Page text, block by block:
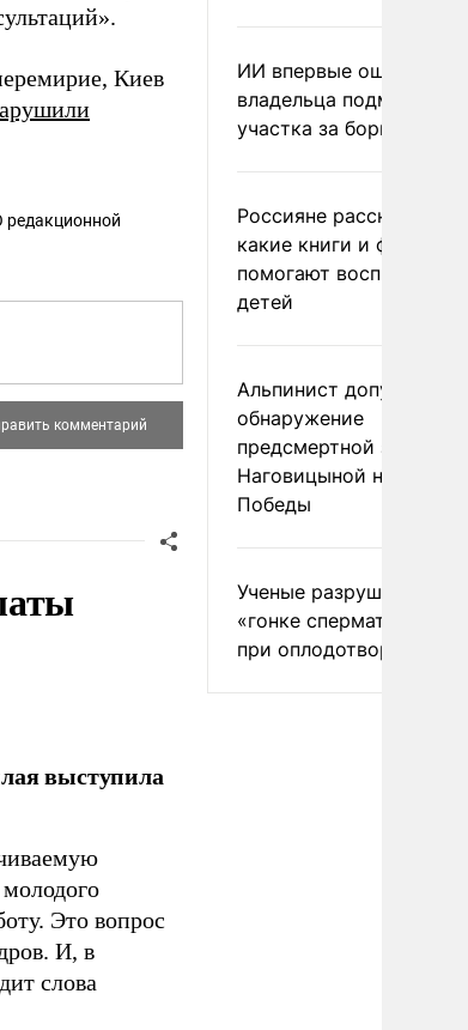
Киев
редакционной
выступила
молодого
Это вопрос
И, в
слова
ИИ впервые
владельца
участка за борщевик
Россияне рассказали,
какие книги и фильмы
помогают воспитывать
детей
Альпинист допустил
обнаружение
предсмертной записки
Наговицыной на пике
Победы
Ученые разрушили миф
«гонке
при оплодотворении